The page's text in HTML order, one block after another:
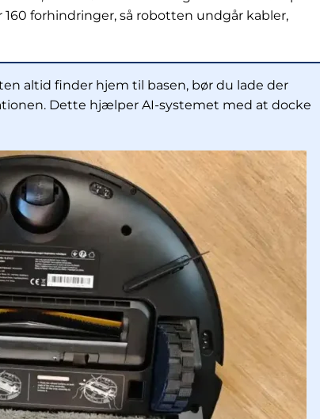
forhindringer, så robotten undgår kabler,
altid finder hjem til basen, bør du lade der
Dette hjælper AI-systemet med at docke